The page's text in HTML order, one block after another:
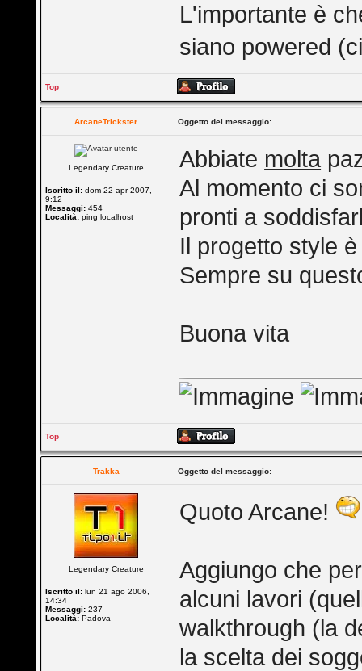
L'importante è
siano powered
Top
ArcaneTrickster Oggetto del messaggio:
Legendary Creature
Iscritto il: dom 22 apr 2007,
9:12
Messaggi: 454
Località: ping localhost
Abbiate molta
Al momento ci
pronti a
Il progetto style
Sempre su
Buona vita
Top
Trakka Oggetto del messaggio:
Legendary Creature
Iscritto il: lun 21 ago 2006,
14:34
Messaggi: 237
Località: Padova
Quoto Arcane!
Aggiungo che
alcuni lavori
walkthrough (la
la scelta dei